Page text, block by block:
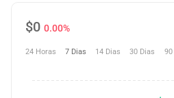
$0 0.00%
24 Horas 7 Dias 14 Dias 30 Dias 90